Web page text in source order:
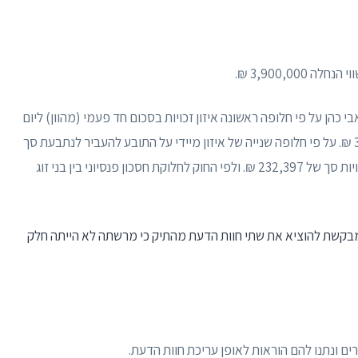
מיום 29.2.16 של רו״ח מר אבי כהן על פי חלופה ראשונה איזון זכויות בסכום חד פעמי (מהוון) ליום
חוות הדעת על תובע להעביר לנתבעת סך של 347,070 ₪. על פי חלופה שנייה של איזון מיידי על התובע להעביר לנתבעת סך
של 16,039 ₪ במועד חוות הדעת ובמועד הבשלת הזכויות סך של 232,397 ₪. ולפי החוק לחלוקת חסכון פנסיוני בין בני זוג
הנתבעת כי היא מבקשת להוציא את שתי חוות הדעת מהתיק כי מרשתה לא הייתה חלק
ונתנו להם הוראות לאופן עריכת חוות הדעת.